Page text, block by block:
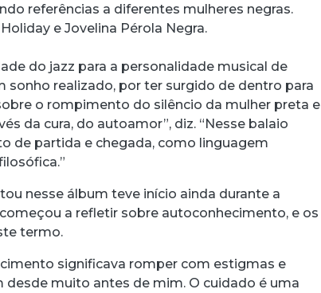
referências a diferentes mulheres negras.
e Jovelina Pérola Negra.
do jazz para a personalidade musical de
sonho realizado, por ter surgido de dentro para
o rompimento do silêncio da mulher preta e
da cura, do autoamor”, diz. “Nesse balaio
de partida e chegada, como linguagem
nesse álbum teve início ainda durante a
a refletir sobre autoconhecimento, e os
termo.
significava romper com estigmas e
desde muito antes de mim. O cuidado é uma